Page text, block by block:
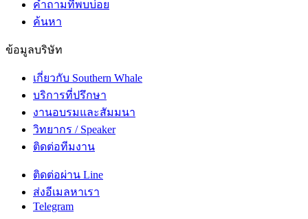
คำถามที่พบบ่อย
ค้นหา
ข้อมูลบริษัท
เกี่ยวกับ Southern Whale
บริการที่ปรึกษา
งานอบรมและสัมมนา
วิทยากร / Speaker
ติดต่อทีมงาน
ติดต่อผ่าน Line
ส่งอีเมลหาเรา
Telegram